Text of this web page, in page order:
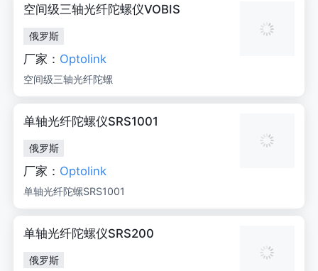
空间级三轴光纤陀螺仪VOBIS
俄罗斯
厂家： Optolink
空间级三轴光纤陀螺
单轴光纤陀螺仪SRS1001
俄罗斯
厂家： Optolink
单轴光纤陀螺SRS1001
单轴光纤陀螺仪SRS200
俄罗斯